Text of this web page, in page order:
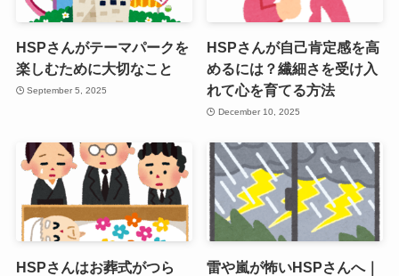
HSPさんがテーマパークを
楽しむために大切なこと
September 5, 2025
HSPさんが自己肯定感を高
めるには？繊細さを受け入
れて心を育てる方法
December 10, 2025
HSPさんはお葬式がつら
雷や嵐が怖いHSPさんへ｜